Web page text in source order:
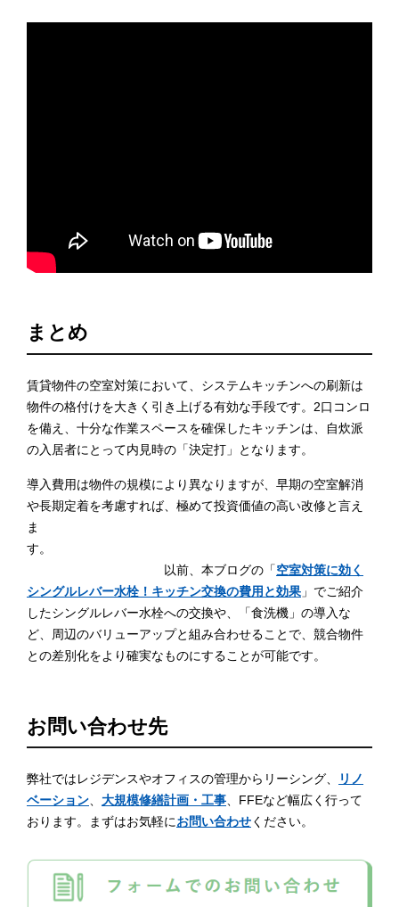
まとめ
賃貸物件の空室対策において、システムキッチンへの刷新は
物件の格付けを大きく引き上げる有効な手段です。2口コンロ
を備え、十分な作業スペースを確保したキッチンは、自炊派
の入居者にとって内見時の「決定打」となります。
導入費用は物件の規模により異なりますが、早期の空室解消
や長期定着を考慮すれば、極めて投資価値の高い改修と言え
ま
す。
以前、本ブログの「空室対策に効く
シングルレバー水栓！キッチン交換の費用と効果 」でご紹介
したシングルレバー水栓への交換や、「食洗機」の導入な
ど、周辺のバリューアップと組み合わせることで、競合物件
との差別化をより確実なものにすることが可能です。
お問い合わせ先
弊社ではレジデンスやオフィスの管理からリーシング、
リノ
ベーション
大規模修繕計画・工事 、FFEなど幅広く行って
おります。まずはお気軽にお問い合わせください。